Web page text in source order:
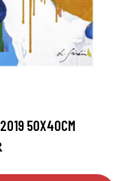
2019 50X40CM